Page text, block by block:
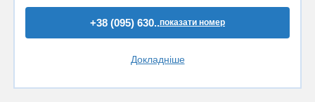
+38 (095) 630..показати номер
Докладніше